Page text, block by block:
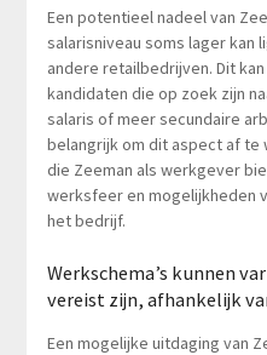
Een potentieel nadeel van
salarisniveau soms lager kan
andere retailbedrijven. Dit
kandidaten die op zoek zijn
salaris of meer secundaire
belangrijk om dit aspect af
die Zeeman als werkgever
werksfeer en mogelijkheden
het bedrijf.
Werkschema’s kunnen
vereist zijn, afhankelijk
Een mogelijke uitdaging van